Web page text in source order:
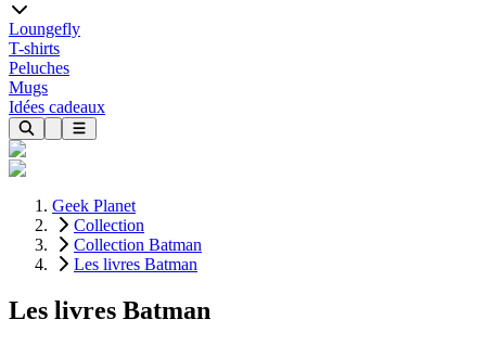
Loungefly
T-shirts
Peluches
Mugs
Idées cadeaux
Geek Planet
Collection
Collection Batman
Les livres Batman
Les livres Batman